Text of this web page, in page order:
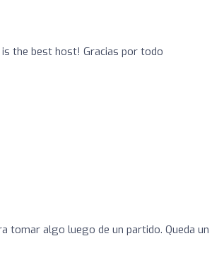
the best host! Gracias por todo
tomar algo luego de un partido. Queda un